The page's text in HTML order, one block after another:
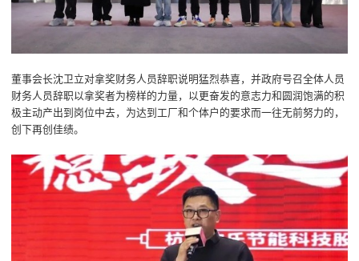
董事会长沈卫立对拿奖财务人员辞职说明猛烈恭喜，并政府号召全体人员
财务人员辞职以拿奖者为榜样的力量，以更奋发的意志力和圆润饱满的积
极主动产出到岗位中去，为达到工厂和个体户的要求而一往无前努力的，
创下再创佳绩。